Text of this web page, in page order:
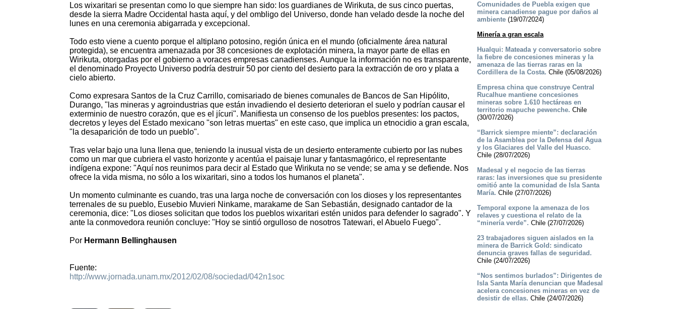
Los wixaritari se presentan como lo que siempre han sido: los guardianes de Wirikuta, de sus cinco puertas,
desde la sierra Madre Occidental hasta aquí, y del ombligo del Universo, donde han velado desde la noche del
lunes en una ceremonia abigarrada y excepcional.
Todo esto viene a cuento porque el altiplano potosino, región única en el mundo (oficialmente área natural
protegida), se encuentra amenazada por 38 concesiones de explotación minera, la mayor parte de ellas en
Wirikuta, otorgadas por el gobierno a voraces empresas canadienses. Aunque la información no es transparente,
el denominado Proyecto Universo podría destruir 50 por ciento del desierto para la extracción de oro y plata a
cielo abierto.
Como expresara Santos de la Cruz Carrillo, comisariado de bienes comunales de Bancos de San Hipólito,
Durango, "las mineras y agroindustrias que están invadiendo el desierto deterioran el suelo y podrían causar el
exterminio de nuestro corazón, que es el jícuri". Manifiesta un consenso de los pueblos presentes: los pactos,
decretos y leyes del Estado mexicano "son letras muertas" en este caso, que implica un etnocidio a gran escala,
"la desaparición de todo un pueblo".
Tras velar bajo una luna llena que, teniendo la inusual vista de un desierto enteramente cubierto por las nubes
como un mar que cubriera el vasto horizonte y acentúa el paisaje lunar y fantasmagórico, el representante
indígena expone: "Aquí nos reunimos para decir al Estado que Wirikuta no se vende; se ama y se defiende. Nos
ofrece la vida misma, no sólo a los wixaritari, sino a todos los humanos el planeta".
Un momento culminante es cuando, tras una larga noche de conversación con los dioses y los representantes
terrenales de su pueblo, Eusebio Muvieri Ninkame, marakame de San Sebastián, designado cantador de la
ceremonia, dice: "Los dioses solicitan que todos los pueblos wixaritari estén unidos para defender lo sagrado". Y
ante la conmovedora reunión concluye: "Hoy se sintió orgulloso de nosotros Tatewari, el Abuelo Fuego".
Por Hermann Bellinghausen
Fuente:
http://www.jornada.unam.mx/2012/02/08/sociedad/042n1soc
Comunidades de Puebla exigen que
minera canadiense pague por daños al
ambiente(19/07/2024)
Minería a gran escala
Hualqui: Mateada y conversatorio sobre
la fiebre de concesiones mineras y la
amenaza de las tierras raras en la
Cordillera de la Costa. Chile (05/08/2026)
Empresa china que construye Central
Rucalhue mantiene concesiones
mineras sobre 1.610 hectáreas en
territorio mapuche pewenche. Chile
(30/07/2026)
“Barrick siempre miente”: declaración
de la Asamblea por la Defensa del Agua
y los Glaciares del Valle del Huasco.
Chile (28/07/2026)
Madesal y el negocio de las tierras
raras: las inversiones que su presidente
omitió ante la comunidad de Isla Santa
María. Chile (27/07/2026)
Temporal expone la amenaza de los
relaves y cuestiona el relato de la
“minería verde”. Chile (27/07/2026)
23 trabajadores siguen aislados en la
minera de Barrick Gold: sindicato
denuncia graves fallas de seguridad.
Chile (24/07/2026)
“Nos sentimos burlados”: Dirigentes de
Isla Santa María denuncian que Madesal
acelera concesiones mineras en vez de
desistir de ellas. Chile (24/07/2026)